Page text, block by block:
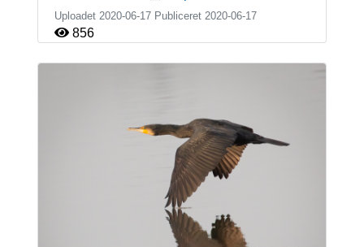
Uploadet 2020-06-17 Publiceret 2020-06-17
856